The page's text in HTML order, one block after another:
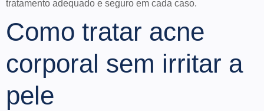
tratamento adequado e seguro em cada caso.
Como tratar acne
corporal sem irritar a
pele